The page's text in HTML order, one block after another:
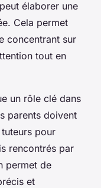
élaborer une
Cela permet
concentrant sur
tout en
un rôle clé dans
parents doivent
pour
rencontrés par
permet de
et